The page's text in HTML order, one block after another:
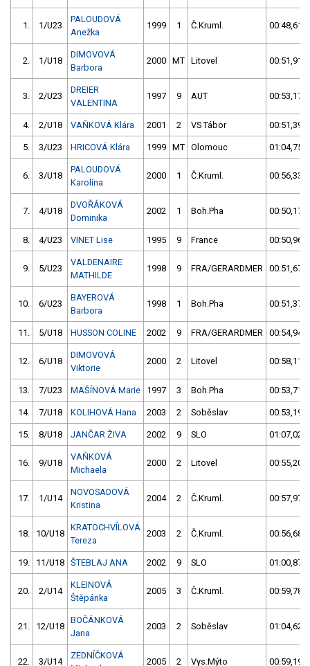
1. 1/U23
PALOUDOVÁ
Anežka
1999 1 Č.Kruml. 00:48,61
2. 1/U18
DIMOVOVÁ
Barbora
2000 MT Litovel 00:51,91
3. 2/U23
DREIER
VALENTINA
1997 9 AUT 00:53,17
4. 2/U18 VAŇKOVÁ Klára 2001 2 VS Tábor 00:51,39
5. 3/U23 HRICOVÁ Klára 1999 MT Olomouc 01:04,75
6. 3/U18
PALOUDOVÁ
Karolína
2000 1 Č.Kruml. 00:56,33
7. 4/U18
DVOŘÁKOVÁ
Dominika
2002 1 Boh.Pha 00:50,17
8. 4/U23 VINET Lise 1995 9 France 00:50,96
9. 5/U23
VALDENAIRE
MATHILDE
1998 9 FRA/GERARDMER 00:51,67
10. 6/U23
BAYEROVÁ
Barbora
1998 1 Boh.Pha 00:51,37
11. 5/U18 HUSSON COLINE 2002 9 FRA/GERARDMER 00:54,94
12. 6/U18
DIMOVOVÁ
Viktorie
2000 2 Litovel 00:58,11
13. 7/U23 MAŠÍNOVÁ Marie 1997 3 Boh.Pha 00:53,71
14. 7/U18 KOLIHOVÁ Hana 2003 2 Soběslav 00:53,19
15. 8/U18 JANČAR ŽIVA 2002 9 SLO 01:07,02
16. 9/U18
VAŇKOVÁ
Michaela
2000 2 Litovel 00:55,20
17. 1/U14
NOVOSADOVÁ
Kristina
2004 2 Č.Kruml. 00:57,97
18. 10/U18
KRATOCHVÍLOVÁ
Tereza
2003 2 Č.Kruml. 00:56,68
19. 11/U18 ŠTEBLAJ ANA 2002 9 SLO 01:00,87
20. 2/U14
KLEINOVÁ
Štěpánka
2005 3 Č.Kruml. 00:59,78
21. 12/U18
BOČÁNKOVÁ
Jana
2003 2 Soběslav 01:04,62
22. 3/U14
ZEDNÍČKOVÁ
2005 2 Vys.Mýto 00:59,19